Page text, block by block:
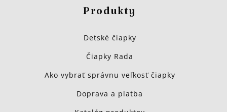
Produkty
Detské čiapky
Čiapky Rada
Ako vybrať správnu veľkosť čiapky
Doprava a platba